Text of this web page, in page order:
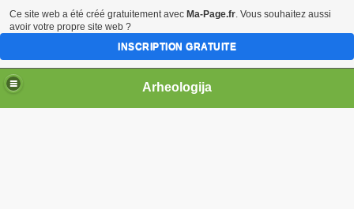
Arheologija
Ce site web a été créé gratuitement avec Ma-Page.fr. Vous souhaitez aussi
avoir votre propre site web ?
INSCRIPTION GRATUITE